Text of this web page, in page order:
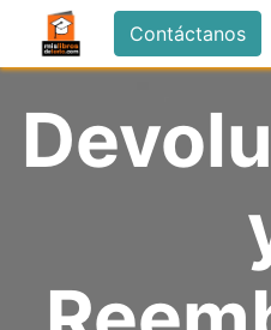
Contáctanos